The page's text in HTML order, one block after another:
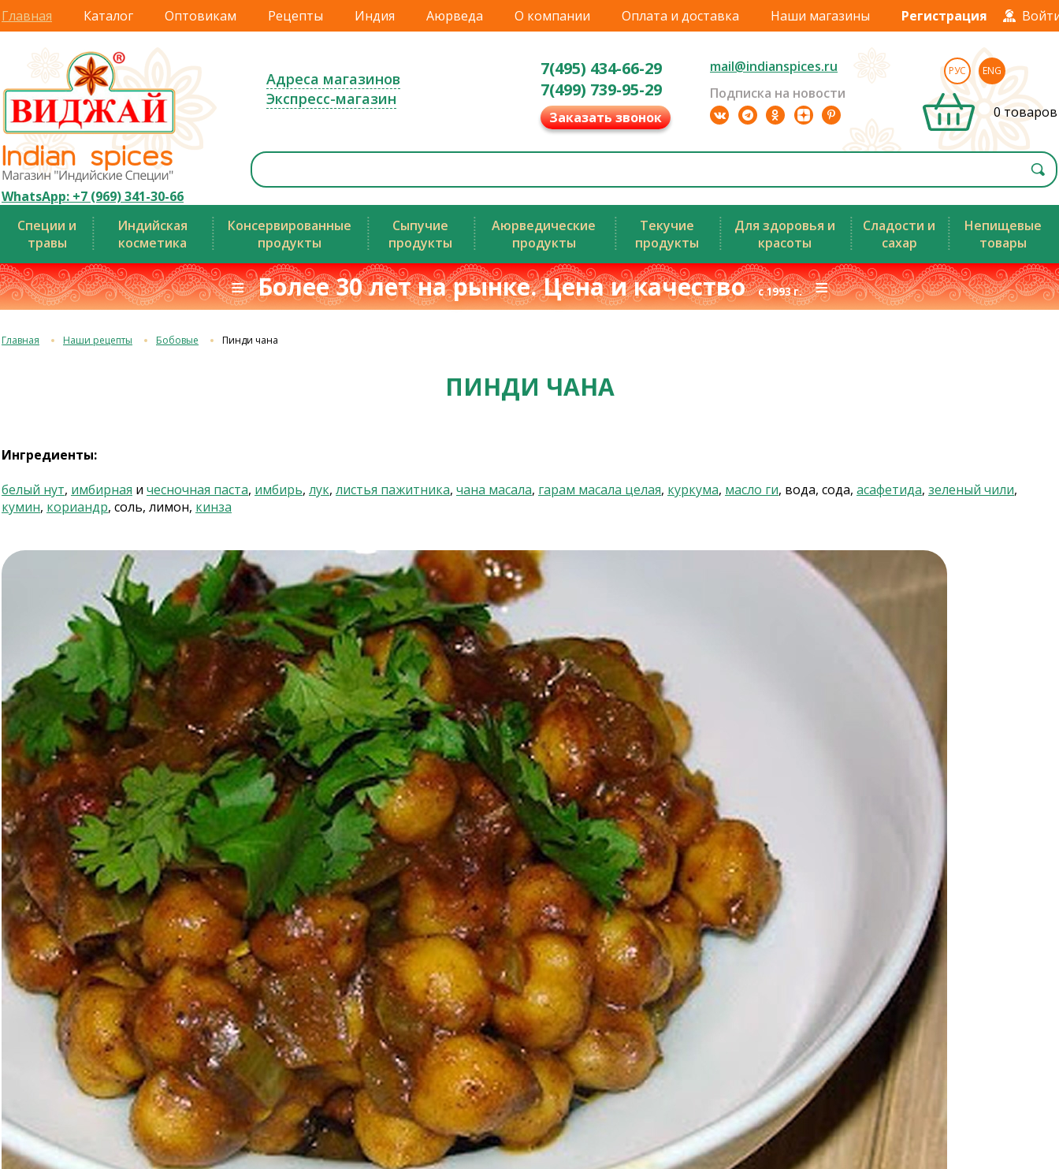
Главная Каталог Оптовикам Рецепты Индия Аюрведа О компании Оплата и доставка Наши магазины Регистрация
WhatsApp: +7 (969) 341-30-66
Адреса магазинов
Экспресс-магазин
7(495) 434-66-29
7(499) 739-95-29
Заказать звонок
mail@indianspices.ru
Подписка на новости
РУС ENG
0 товаров
Специи и
травы
Индийская
косметика
Консервированные
продукты
Сыпучие
продукты
Аюрведические
продукты
Текучие
продукты
Для здоровья и
красоты
Сладости и
сахар
Непищевые
товары
≡ Более 30 лет на рынке. Цена и качествос 1993 г.≡
Главная Наши рецепты Бобовые Пинди чана
ПИНДИ ЧАНА
Ингредиенты:
белый нут, имбирная и чесночная паста, имбирь, лук, листья пажитника, чана масала, гарам масала целая, куркума, масло ги, вода, сода, асафетида, зеленый чили,
кумин, кориандр, соль, лимон, кинза